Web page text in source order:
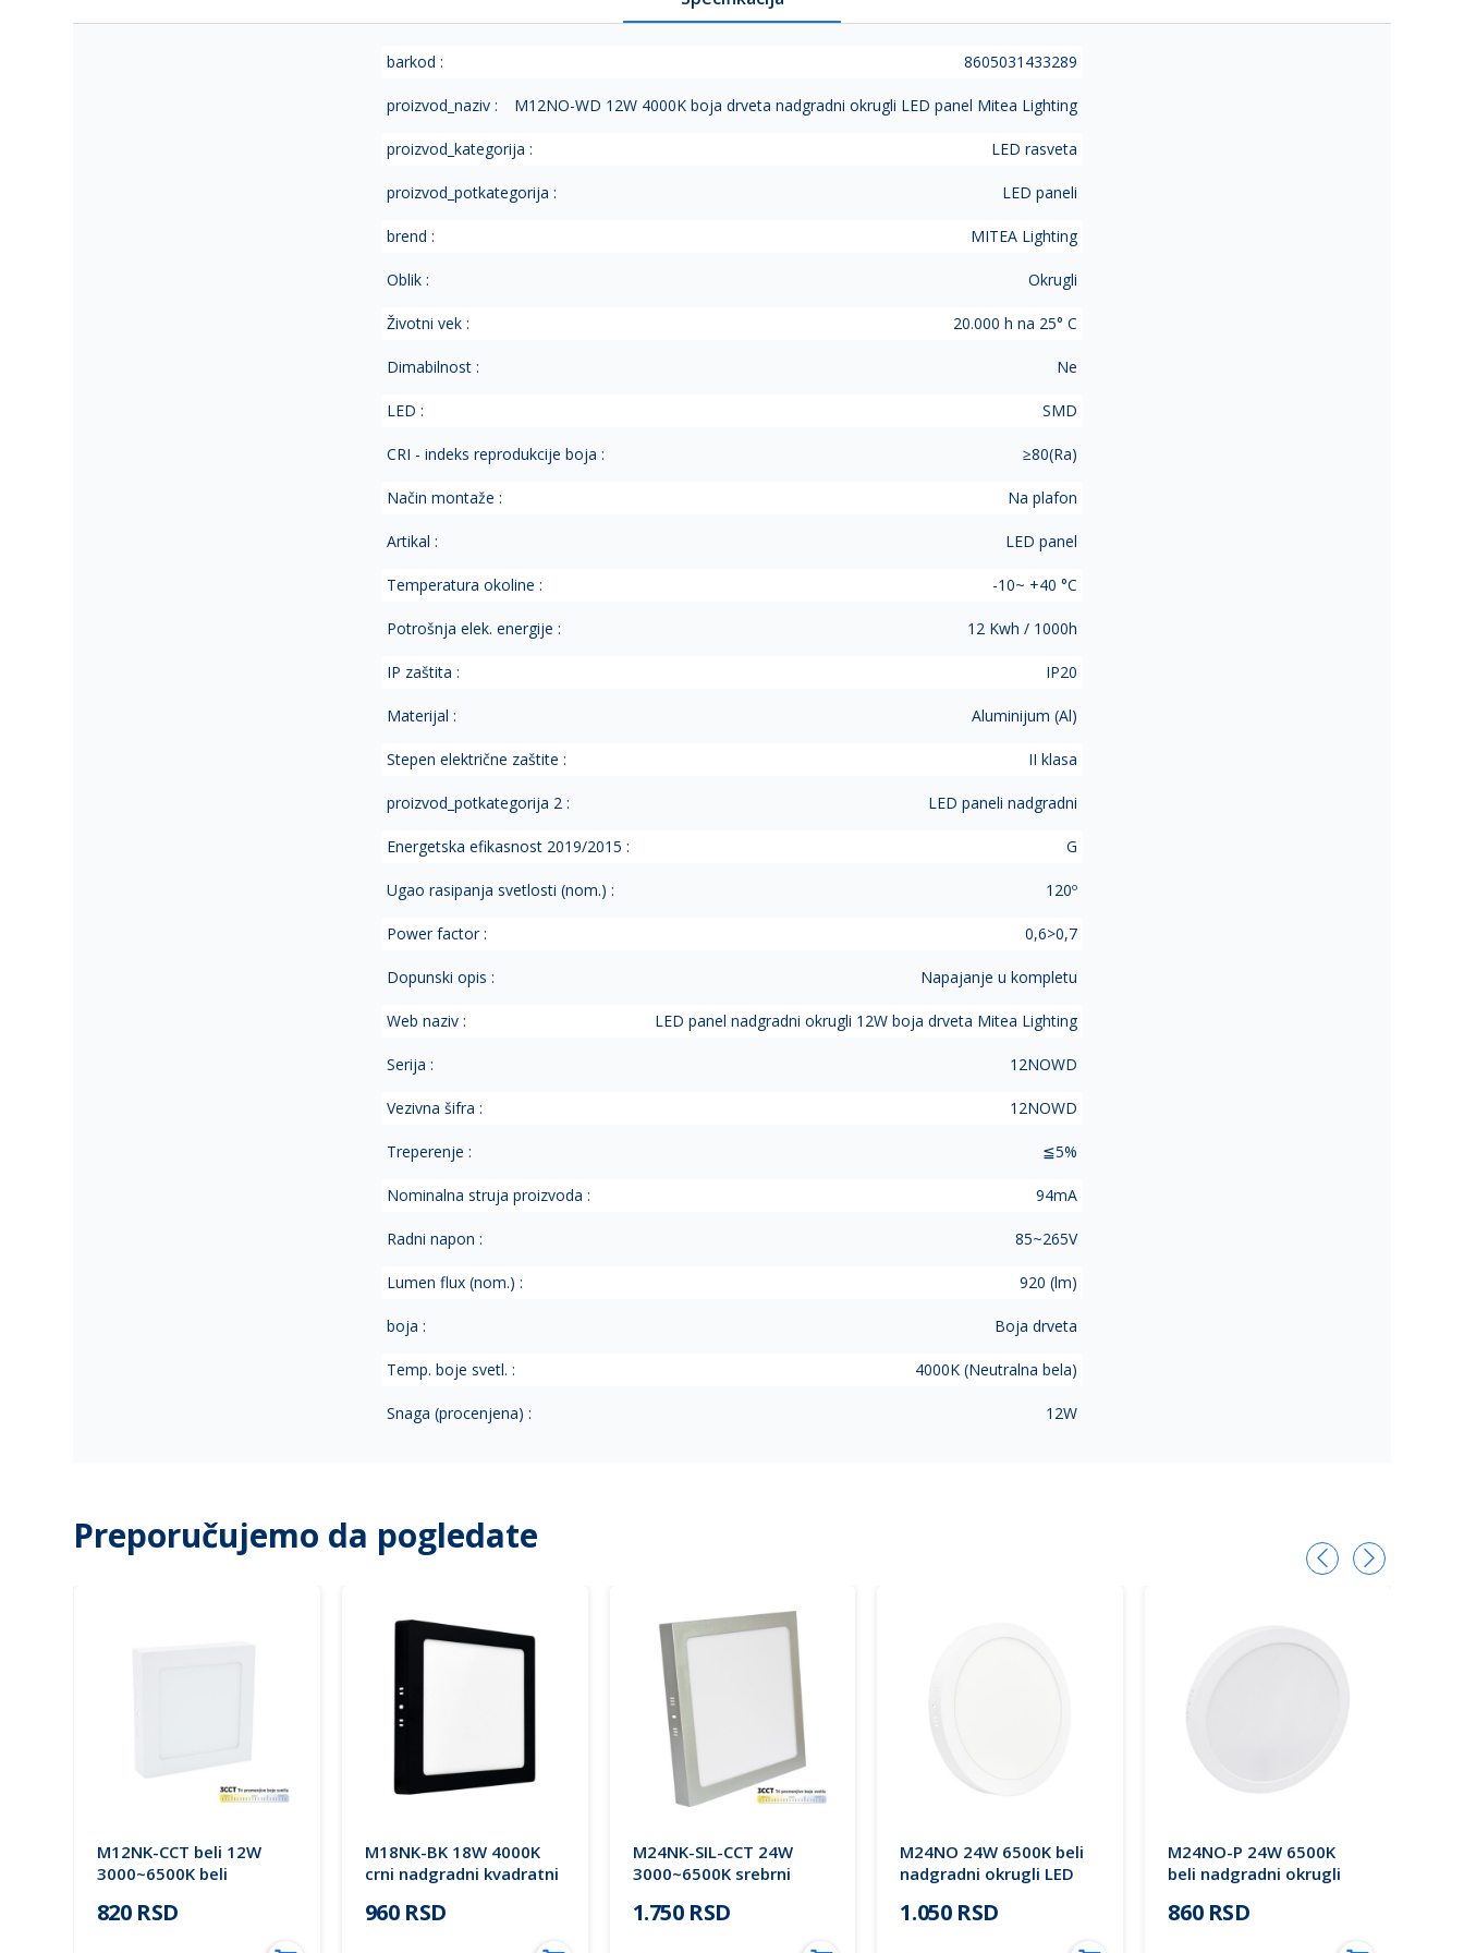
barkod : 8605031433289
proizvod_naziv : M12NO-WD 12W 4000K boja drveta nadgradni okrugli LED panel Mitea Lighting
proizvod_kategorija : LED rasveta
proizvod_potkategorija : LED paneli
brend : MITEA Lighting
Oblik : Okrugli
Životni vek : 20.000 h na 25° C
Dimabilnost : Ne
LED : SMD
CRI - indeks reprodukcije boja : ≥80(Ra)
Način montaže : Na plafon
Artikal : LED panel
Temperatura okoline : -10~ +40 °C
Potrošnja elek. energije : 12 Kwh / 1000h
IP zaštita : IP20
Materijal : Aluminijum (Al)
Stepen električne zaštite : II klasa
proizvod_potkategorija 2 : LED paneli nadgradni
Energetska efikasnost 2019/2015 : G
Ugao rasipanja svetlosti (nom.) : 120º
Power factor : 0,6>0,7
Dopunski opis : Napajanje u kompletu
Web naziv : LED panel nadgradni okrugli 12W boja drveta Mitea Lighting
Serija : 12NOWD
Vezivna šifra : 12NOWD
Treperenje : ≦5%
Nominalna struja proizvoda : 94mA
Radni napon : 85~265V
Lumen flux (nom.) : 920 (lm)
boja : Boja drveta
Temp. boje svetl. : 4000K (Neutralna bela)
Snaga (procenjena) : 12W
Preporučujemo da pogledate
M12NK-CCT beli 12W
3000~6500K beli
panel Mitea Lighting (25
820 RSD
M18NK-BK 18W 4000K
crni nadgradni kvadratni
960 RSD
M24NK-SIL-CCT 24W
3000~6500K srebrni
panel Mitea (25 mes.)
1.750 RSD
M24NO 24W 6500K beli
nadgradni okrugli LED
1.050 RSD
M24NO-P 24W 6500K
beli nadgradni okrugli
Lighting
860 RSD